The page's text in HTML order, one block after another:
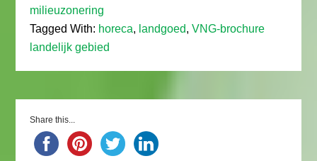
milieuzonering
Tagged With: horeca, landgoed,VNG-brochure
landelijk gebied
Share this...